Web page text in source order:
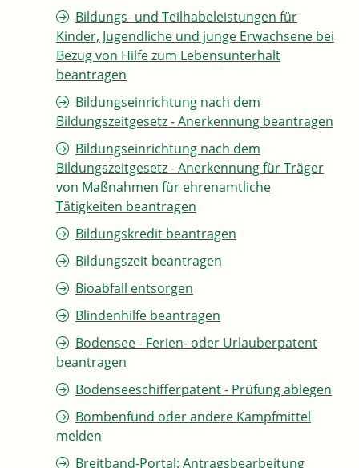
Bildungs- und Teilhabeleistungen für
Kinder, Jugendliche und junge Erwachsene bei
Bezug von Hilfe zum Lebensunterhalt
beantragen
Bildungseinrichtung nach dem
Bildungszeitgesetz - Anerkennung beantragen
Bildungseinrichtung nach dem
Bildungszeitgesetz - Anerkennung für Träger
von Maßnahmen für ehrenamtliche
Tätigkeiten beantragen
Bildungskredit beantragen
Bildungszeit beantragen
Bioabfall entsorgen
Blindenhilfe beantragen
Bodensee - Ferien- oder Urlauberpatent
beantragen
Bodenseeschifferpatent - Prüfung ablegen
Bombenfund oder andere Kampfmittel
melden
Breitband-Portal: Antragsbearbeitung